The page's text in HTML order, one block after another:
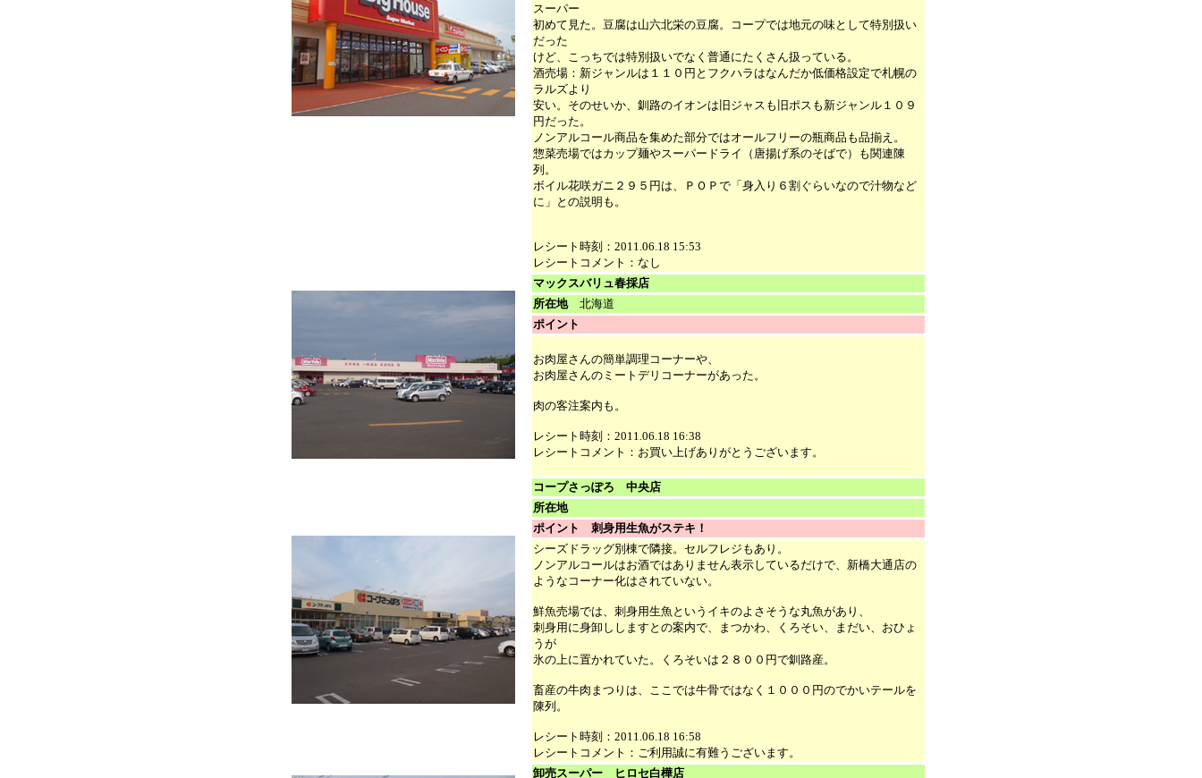
スーパー
初めて見た。豆腐は山六北栄の豆腐。コープでは地元の味として特別扱い
だった
けど、こっちでは特別扱いでなく普通にたくさん扱っている。
酒売場：新ジャンルは１１０円とフクハラはなんだか低価格設定で札幌の
ラルズより
安い。そのせいか、釧路のイオンは旧ジャスも旧ポスも新ジャンル１０９
円だった。
ノンアルコール商品を集めた部分ではオールフリーの瓶商品も品揃え。
惣菜売場ではカップ麺やスーパードライ（唐揚げ系のそばで）も関連陳
列。
ボイル花咲ガニ２９５円は、ＰＯＰで「身入り６割ぐらいなので汁物など
に」との説明も。
レシート時刻：2011.06.18 15:53
レシートコメント：なし
マックスバリュ春採店
所在地北海道
ポイント
お肉屋さんの簡単調理コーナーや、
お肉屋さんのミートデリコーナーがあった。
肉の客注案内も。
レシート時刻：2011.06.18 16:38
レシートコメント：お買い上げありがとうございます。
コープさっぽろ 中央店
所在地
ポイント 刺身用生魚がステキ！
シーズドラッグ別棟で隣接。セルフレジもあり。
ノンアルコールはお酒ではありません表示しているだけで、新橋大通店の
ようなコーナー化はされていない。
鮮魚売場では、刺身用生魚というイキのよさそうな丸魚があり、
刺身用に身卸ししますとの案内で、まつかわ、くろそい、まだい、おひょ
うが
氷の上に置かれていた。くろそいは２８００円で釧路産。
畜産の牛肉まつりは、ここでは牛骨ではなく１０００円のでかいテールを
陳列。
レシート時刻：2011.06.18 16:58
レシートコメント：ご利用誠に有難うございます。
卸売スーパー ヒロセ白樺店